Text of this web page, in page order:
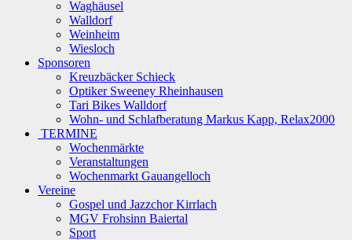
Waghäusel
Walldorf
Weinheim
Wiesloch
Sponsoren
Kreuzbäcker Schieck
Optiker Sweeney Rheinhausen
Tari Bikes Walldorf
Wohn- und Schlafberatung Markus Kapp, Relax2000
TERMINE
Wochenmärkte
Veranstaltungen
Wochenmarkt Gauangelloch
Vereine
Gospel und Jazzchor Kirrlach
MGV Frohsinn Baiertal
Sport